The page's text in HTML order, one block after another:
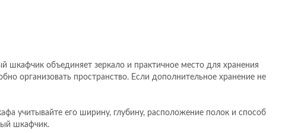
объединяет зеркало и практичное место для хранения
организовать пространство. Если дополнительное хранение не
учитывайте его ширину, глубину, расположение полок и способ
шкафчик.